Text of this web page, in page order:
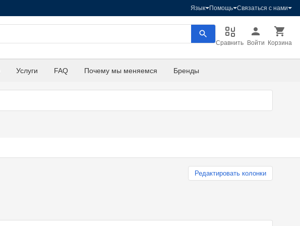
Язык Помощь Связаться с нами
Сравнить Войти Корзина
Услуги FAQ Почему мы меняемся Бренды
Редактировать колонки